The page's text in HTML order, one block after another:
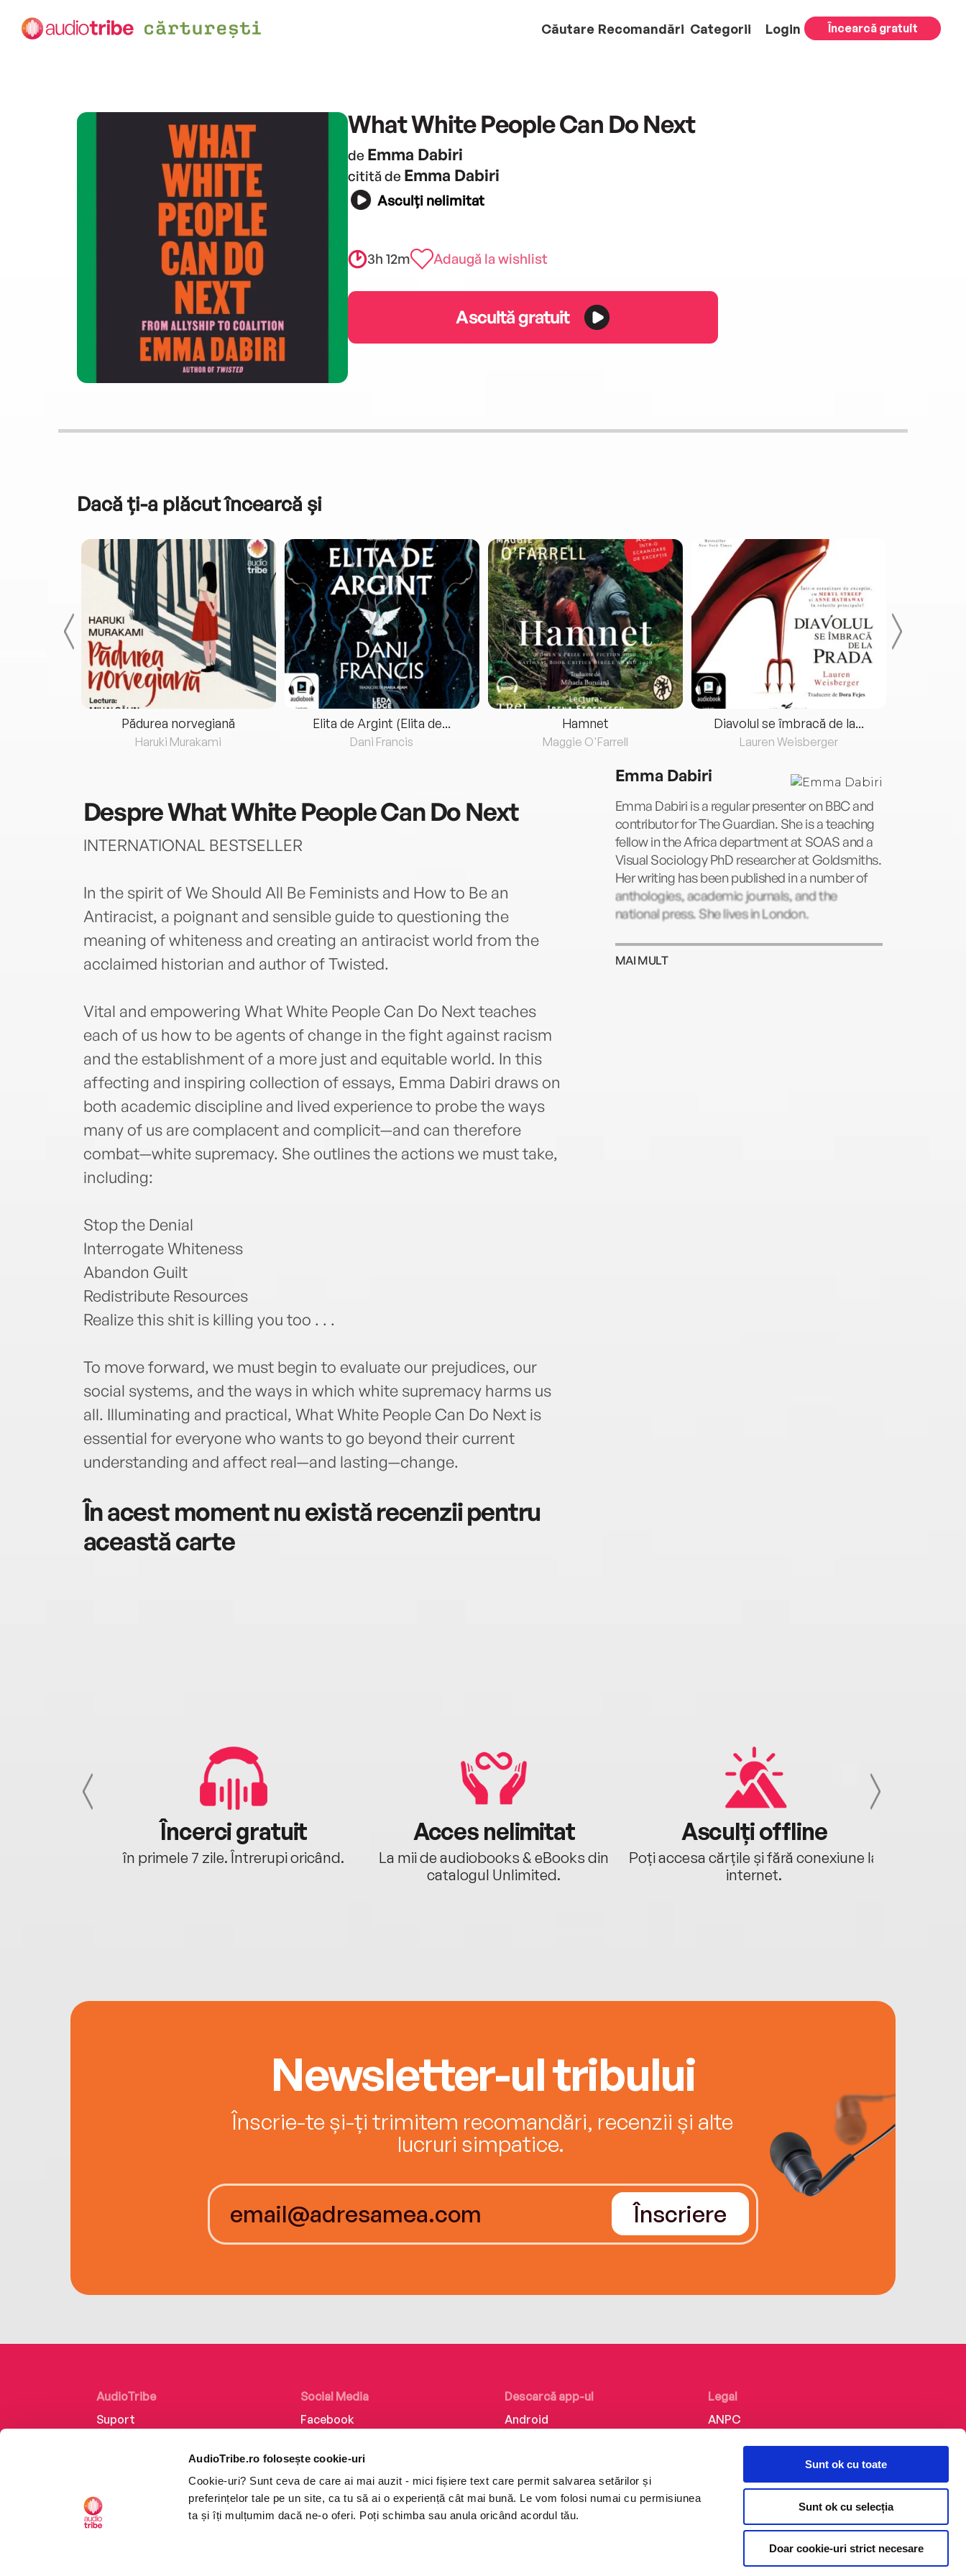
AudioTribe.ro folosește cookie-uri
Cookie-uri? Sunt ceva de care ai mai auzit - mici fișiere text care permit salvarea setărilor și
preferințelor tale pe un site, ca tu să ai o experiență cât mai bună. Le vom folosi numai cu permisiunea
ta și îți mulțumim dacă ne-o oferi. Poți schimba sau anula oricând acordul tău.
Sunt ok cu toate
Sunt ok cu selecția
Doar cookie-uri strict necesare
Căutare Recomandări Categorii Login Încearcă gratuit
What White People Can Do Next
de Emma Dabiri
citită de Emma Dabiri
Asculți nelimitat
3h 12m Adaugă la wishlist
Ascultă gratuit
Dacă ți-a plăcut încearcă și
Pădurea norvegiană
Haruki Murakami
Elita de Argint (Elita de...
Dani Francis
Hamnet
Maggie O'Farrell
Diavolul se îmbracă de la...
Lauren Weisberger
DespreWhat White People Can Do Next
INTERNATIONAL BESTSELLER
In the spirit of We Should All Be Feminists and How to Be an
Antiracist, a poignant and sensible guide to questioning the
meaning of whiteness and creating an antiracist world from the
acclaimed historian and author of Twisted.
Vital and empowering What White People Can Do Next teaches
each of us how to be agents of change in the fight against racism
and the establishment of a more just and equitable world. In this
affecting and inspiring collection of essays, Emma Dabiri draws on
both academic discipline and lived experience to probe the ways
many of us are complacent and complicit—and can therefore
combat—white supremacy. She outlines the actions we must take,
including:
Stop the Denial
Interrogate Whiteness
Abandon Guilt
Redistribute Resources
Realize this shit is killing you too . . .
To move forward, we must begin to evaluate our prejudices, our
social systems, and the ways in which white supremacy harms us
all. Illuminating and practical, What White People Can Do Next is
essential for everyone who wants to go beyond their current
understanding and affect real—and lasting—change.
În acest moment nu există recenzii pentru
această carte
Emma Dabiri
Emma Dabiri is a regular presenter on BBC and
contributor for The Guardian. She is a teaching
fellow in the Africa department at SOAS and a
Visual Sociology PhD researcher at Goldsmiths.
Her writing has been published in a number of
anthologies, academic journals, and the
national press. She lives in London.
MAI MULT
Încerci gratuit
în primele 7 zile. Întrerupi oricând.
Acces nelimitat
La mii de audiobooks & eBooks din
catalogul Unlimited.
Asculți offline
Poți accesa cărțile și fără conexiune la
internet.
Newsletter-ul tribului
Înscrie-te și-ți trimitem recomandări, recenzii și alte
lucruri simpatice.
Înscriere
AudioTribe
Suport
Retragere din comandă
Social Media
Facebook
Instagram
TikTok
Descarcă app-ul
Android
Legal
ANPC
Politica de confidențialitate
Termeni și condiții